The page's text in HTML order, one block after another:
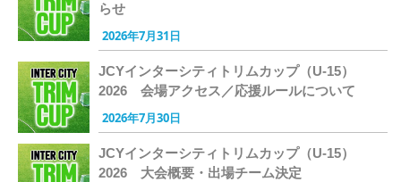
らせ
2026年7月31日
JCYインターシティトリムカップ（U-15）
2026 会場アクセス／応援ルールについて
2026年7月30日
JCYインターシティトリムカップ（U-15）
2026 大会概要・出場チーム決定